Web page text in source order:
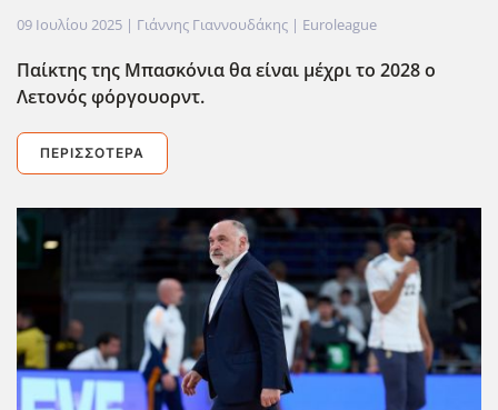
09 Ιουλίου 2025 | Γιάννης Γιαννουδάκης | Euroleague
Παίκτης της Μπασκόνια θα είναι μέχρι το 2028 ο
Λετονός φόργουορντ.
ΠΕΡΙΣΣΌΤΕΡΑ